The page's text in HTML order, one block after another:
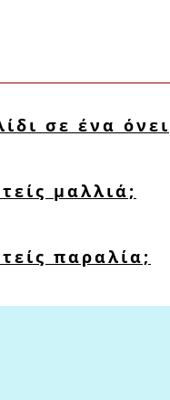
σε ένα
μαλλιά;
παραλία;